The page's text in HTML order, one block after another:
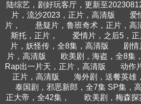
陆综艺，剧好玩客厅，更新至
片，流沙2023，正片，高清版
爱
片，
悬疑片，鲁班奇术，正片，高
斯托，正片，
爱情片，之后5，
片，妖怪传，全8集，高清版
剧情
片，高清版
欧美剧，海盗，全8集
Rap出一片天，正片，高清版
动作
正片，高清版
海外剧，送餐英雄
泰国剧，邪恶新郎，全7集 SP集，
正大帝，全42集，
欧美剧，梅森探